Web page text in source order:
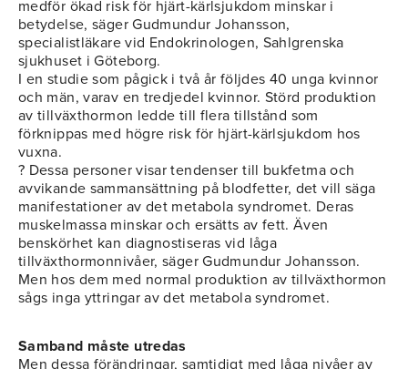
medför ökad risk för hjärt-kärlsjukdom minskar i
betydelse, säger Gudmundur Johansson,
specialistläkare vid Endokrinologen, Sahlgrenska
sjukhuset i Göteborg.
I en studie som pågick i två år följdes 40 unga kvinnor
och män, varav en tredjedel kvinnor. Störd produktion
av tillväxthormon ledde till flera tillstånd som
förknippas med högre risk för hjärt-kärlsjukdom hos
vuxna.
? Dessa personer visar tendenser till bukfetma och
avvikande sammansättning på blodfetter, det vill säga
manifestationer av det metabola syndromet. Deras
muskelmassa minskar och ersätts av fett. Även
benskörhet kan diagnostiseras vid låga
tillväxthormonnivåer, säger Gudmundur Johansson.
Men hos dem med normal produktion av tillväxthormon
sågs inga yttringar av det metabola syndromet.
Samband måste utredas
Men dessa förändringar, samtidigt med låga nivåer av